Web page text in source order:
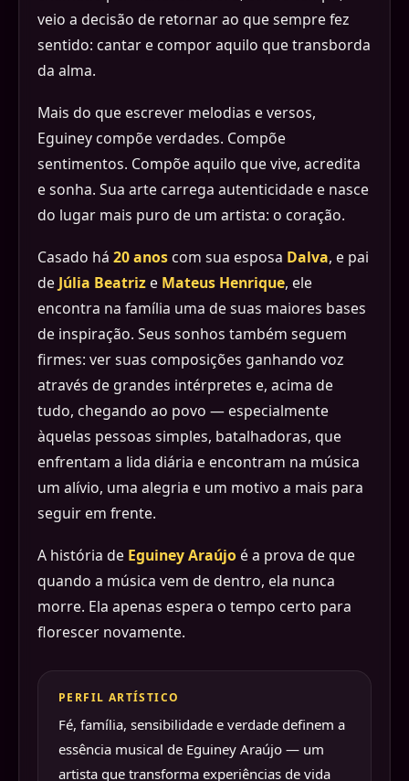
veio a decisão de retornar ao que sempre fez
sentido: cantar e compor aquilo que transborda
da alma.
Mais do que escrever melodias e versos,
Eguiney compõe verdades. Compõe
sentimentos. Compõe aquilo que vive, acredita
e sonha. Sua arte carrega autenticidade e nasce
do lugar mais puro de um artista: o coração.
Casado há 20 anos com sua esposa Dalva, e pai
de Júlia Beatriz e Mateus Henrique, ele
encontra na família uma de suas maiores bases
de inspiração. Seus sonhos também seguem
firmes: ver suas composições ganhando voz
através de grandes intérpretes e, acima de
tudo, chegando ao povo — especialmente
àquelas pessoas simples, batalhadoras, que
enfrentam a lida diária e encontram na música
um alívio, uma alegria e um motivo a mais para
seguir em frente.
A história de Eguiney Araújo é a prova de que
quando a música vem de dentro, ela nunca
morre. Ela apenas espera o tempo certo para
florescer novamente.
PERFIL ARTÍSTICO
Fé, família, sensibilidade e verdade definem a
essência musical de Eguiney Araújo — um
artista que transforma experiências de vida